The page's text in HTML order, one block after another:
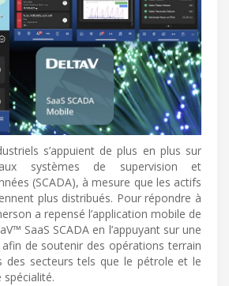
s’appuient de plus en plus sur
systèmes de supervision et
(SCADA), à mesure que les actifs
plus distribués. Pour répondre à
a repensé l’application mobile de
SaaS SCADA en l’appuyant sur une
de soutenir des opérations terrain
des secteurs tels que le pétrole et le
spécialité.